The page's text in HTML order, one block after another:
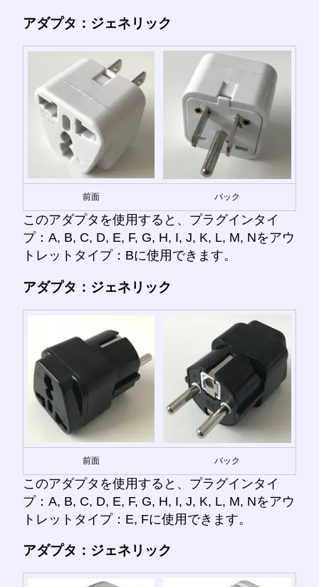
アダプタ：ジェネリック
前面 バック
このアダプタを使用すると、プラグインタイ
プ：A, B, C, D, E, F, G, H, I, J, K, L, M, Nをアウ
トレットタイプ：Bに使用できます。
アダプタ：ジェネリック
前面 バック
このアダプタを使用すると、プラグインタイ
プ：A, B, C, D, E, F, G, H, I, J, K, L, M, Nをアウ
トレットタイプ：E, Fに使用できます。
アダプタ：ジェネリック